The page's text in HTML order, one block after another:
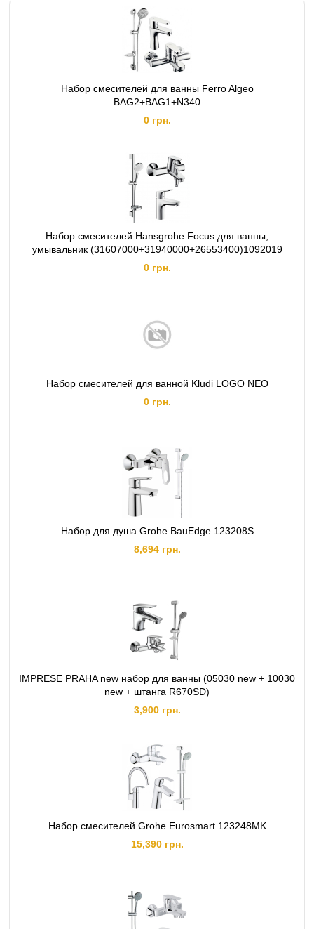
Набор смесителей для ванны Ferro Algeo
BAG2+BAG1+N340
0 грн.
Набор смесителей Hansgrohe Focus для ванны,
умывальник (31607000+31940000+26553400)1092019
0 грн.
Набор смесителей для ванной Kludi LOGO NEO
0 грн.
Набор для душа Grohe BauEdge 123208S
8,694 грн.
IMPRESE PRAHA new набор для ванны (05030 new + 10030
new + штанга R670SD)
3,900 грн.
Набор смесителей Grohe Eurosmart 123248MK
15,390 грн.